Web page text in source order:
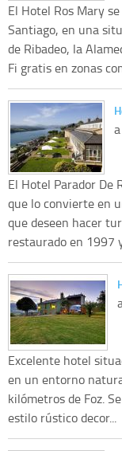
El Hotel Ros Mary
Santiago, en una
de Ribadeo, la
Fi gratis en zonas
El Hotel Parador De
que lo convierte en
que deseen hacer
restaurado en 1997
Excelente hotel
en un entorno
kilómetros de Foz.
estilo rústico decor...